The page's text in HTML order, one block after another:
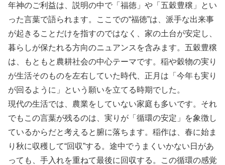
年神のご利益は、説明の中で「福徳」や「五穀豊穣」とい
った言葉で語られます。ここでの“福徳”は、派手な出来事
が起きることだけを指すのではなく、家の土台が安定し、
暮らしが保たれる方向のニュアンスを含みます。五穀豊穣
は、もともと農耕社会の中心テーマです。稲や穀物の実り
が生活そのものを左右していた時代、正月は「今年も実り
が回るように」という願いを立てる時期でした。
現代の生活では、農業をしていない家庭も多いです。それ
でもこの言葉が残るのは、実りが「循環の安定」を象徴し
ているからだと考えると腑に落ちます。稲作は、春に始ま
り秋に収穫して“回収”する。途中でうまくいかない日があ
っても、手入れを重ねて最後に回収する。この循環の感覚